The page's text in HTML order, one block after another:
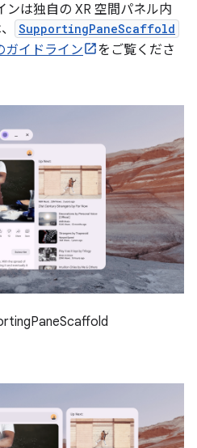
ンは独自の XR 空間パネル内
SupportingPaneScaffold
ガイドライン
をご覧くださ